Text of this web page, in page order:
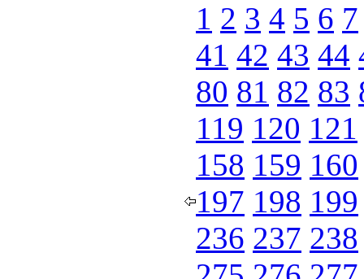
1 2 3 4 5 6 7
41 42 43 44
80 81 82 83
119 120 121
158 159 160
197 198 199
236 237 238